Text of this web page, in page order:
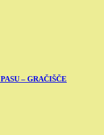
– GRAČIŠČE